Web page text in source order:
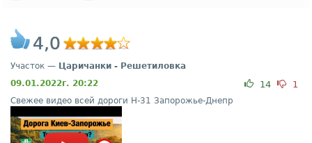
4,0
Участок — Царичанки - Решетиловка
09.01.2022г. 20:22
14 1
Свежее видео всей дороги Н-31 Запорожье-Днепр